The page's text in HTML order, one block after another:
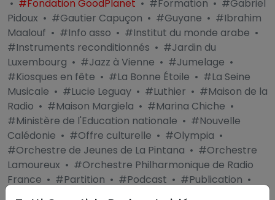
• #Fondation GoodPlanet • #Formation • #Gabriel
Pidoux • #Gautier Capuçon • #Guyane • #Ibrahim
Maalouf • #Info asso • #Institut du monde arabe •
#Instruments reconditionnés • #Jardin du
Luxembourg • #Jazz à Vienne • #Jumelage •
#Kiosques en fête • #La Bonne Étoile • #La Seine
Musicale • #Lucie Leguay • #Luthier • #Maison de la
Radio • #Maison Margiela • #Marina Chiche •
#Ministère de l'Education nationale • #Nouvelle
Calédonie • #Offre culturelle • #Olympia •
#Orchestre de Jeunes de La Pintana • #Orchestre
Lamoureux • #Orchestre Philharmonique de Radio
France • #Partition • #Podcast • #Publication •